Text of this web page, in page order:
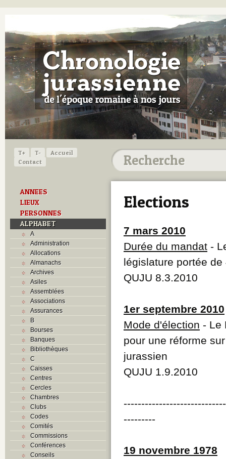
T+ T-
Accueil
Contact
ANNEES
LIEUX
PERSONNES
ALPHABET
A
Administration
Allocations
Almanachs
Archives
Asiles
Assemblées
Associations
Assurances
B
Bourses
Banques
Bibliothèques
C
Caisses
Centres
Cercles
Chambres
Clubs
Codes
Comités
Commissions
Conférences
Conseils
Elections
7 mars 2010
Durée du mandat -
législature portée de
QUJU 8.3.2010
1er septembre 2010
Mode d'élection - Le
pour une réforme
jurassien
QUJU 1.9.2010
---------
19 novembre 1978